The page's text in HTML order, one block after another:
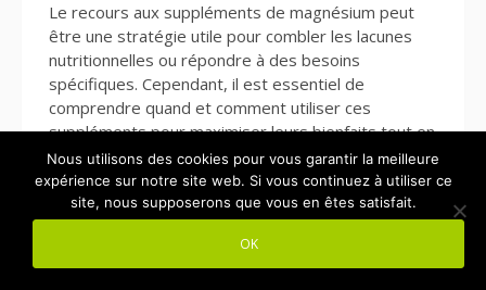
Le recours aux suppléments de magnésium peut
être une stratégie utile pour combler les lacunes
nutritionnelles ou répondre à des besoins
spécifiques. Cependant, il est essentiel de
comprendre quand et comment utiliser ces
suppléments pour maximiser leurs bienfaits tout en
minimisant les risques potentiels.
A. Types de suppléments
Nous utilisons des cookies pour vous garantir la meilleure
expérience sur notre site web. Si vous continuez à utiliser ce
site, nous supposerons que vous en êtes satisfait.
OK